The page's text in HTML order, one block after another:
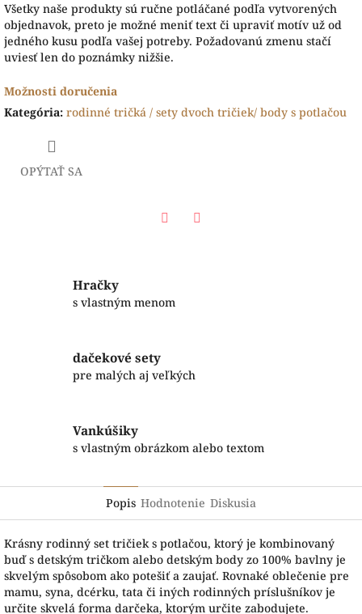
Všetky naše produkty sú ručne potláčané podľa vytvorených
objednavok, preto je možné meniť text či upraviť motív už od
jedného kusu podľa vašej potreby. Požadovanú zmenu stačí
uviesť len do poznámky nižšie.
Možnosti doručenia
Kategória: rodinné tričká / sety dvoch tričiek/ body s potlačou
OPÝTAŤ SA
Hračky
s vlastným menom
dačekové sety
pre malých aj veľkých
Vankúšiky
s vlastným obrázkom alebo textom
Popis Hodnotenie Diskusia
Krásny rodinný set tričiek s potlačou, ktorý je kombinovaný
buď s detským tričkom alebo detským body zo 100% bavlny je
skvelým spôsobom ako potešiť a zaujať. Rovnaké oblečenie pre
mamu, syna, dcérku, tata či iných rodinných príslušníkov je
určite skvelá forma darčeka, ktorým určite zabodujete.